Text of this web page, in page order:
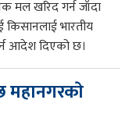
मल खरिद गर्न जाँदा
किसानलाई भारतीय
आदेश दिएको छ।
महानगरकाे